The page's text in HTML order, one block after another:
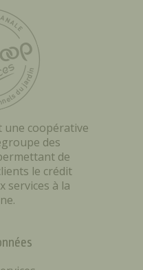
une coopérative
des
de
le crédit
services à la